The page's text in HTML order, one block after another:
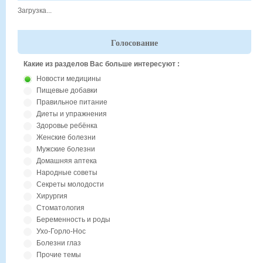
Загрузка...
Голосование
Какие из разделов Вас больше интересуют :
Новости медицины
Пищевые добавки
Правильное питание
Диеты и упражнения
Здоровье ребёнка
Женские болезни
Мужские болезни
Домашняя аптека
Народные советы
Секреты молодости
Хирургия
Стоматология
Беременность и роды
Ухо-Горло-Нос
Болезни глаз
Прочие темы